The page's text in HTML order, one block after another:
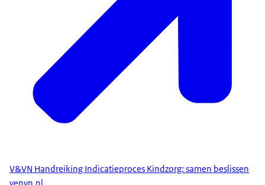
V&VN Handreiking Indicatieproces Kindzorg: samen beslissen